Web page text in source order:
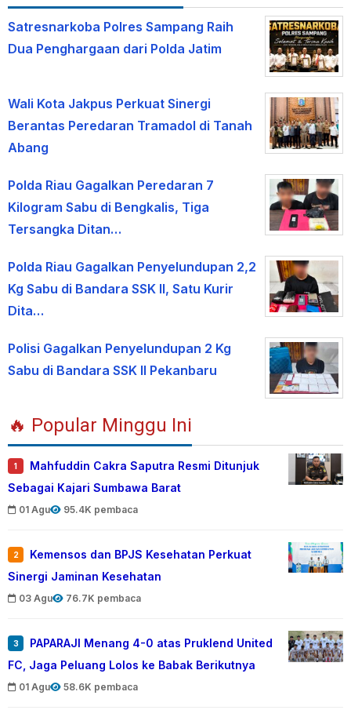
Satresnarkoba Polres Sampang Raih
Dua Penghargaan dari Polda Jatim
Wali Kota Jakpus Perkuat Sinergi
Berantas Peredaran Tramadol di Tanah
Abang
Polda Riau Gagalkan Peredaran 7
Kilogram Sabu di Bengkalis, Tiga
Tersangka Ditan…
Polda Riau Gagalkan Penyelundupan 2,2
Kg Sabu di Bandara SSK II, Satu Kurir
Dita…
Polisi Gagalkan Penyelundupan 2 Kg
Sabu di Bandara SSK II Pekanbaru
🔥 Popular Minggu Ini
1
Mahfuddin Cakra Saputra Resmi Ditunjuk
Sebagai Kajari Sumbawa Barat
01 Agu 95.4K pembaca
2
Kemensos dan BPJS Kesehatan Perkuat
Sinergi Jaminan Kesehatan
03 Agu 76.7K pembaca
3
PAPARAJI Menang 4-0 atas Pruklend United
FC, Jaga Peluang Lolos ke Babak Berikutnya
01 Agu 58.6K pembaca